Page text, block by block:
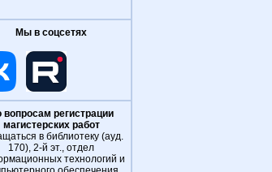
Мы в соцсетях
вопросам регистрации
магистерских работ
в библиотеку (ауд.
170), 2-й эт., отдел
технологий и